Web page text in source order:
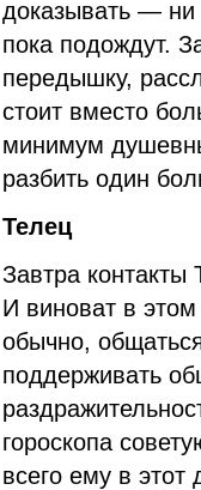
доказывать — ни
пока подождут.
передышку,
стоит вместо
минимум
разбить один
Телец
Завтра
И виноват в
обычно,
поддерживать
гороскопа
всего ему в этот